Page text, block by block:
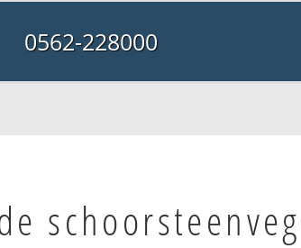
0562-228000